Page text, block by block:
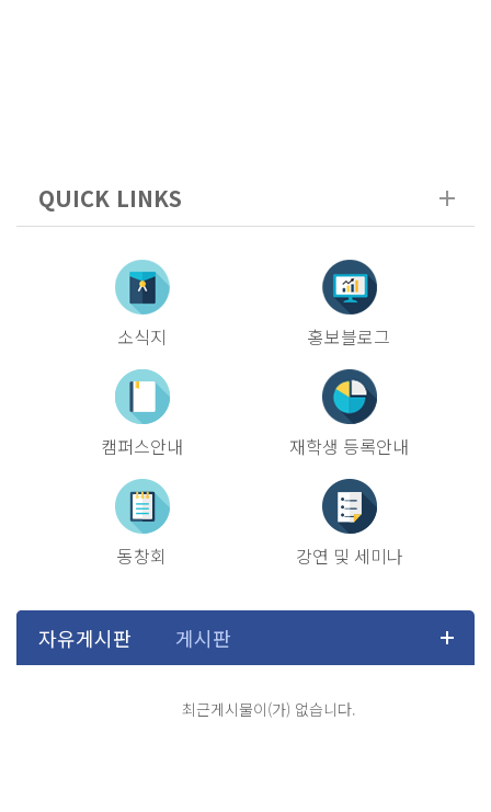
QUICK LINKS
소식지 홍보블로그
캠퍼스안내 재학생 등록안내
동창회 강연 및 세미나
최근게시물이(가) 없습니다.